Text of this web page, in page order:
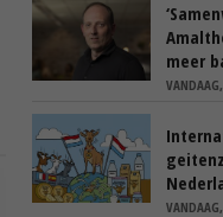
meer